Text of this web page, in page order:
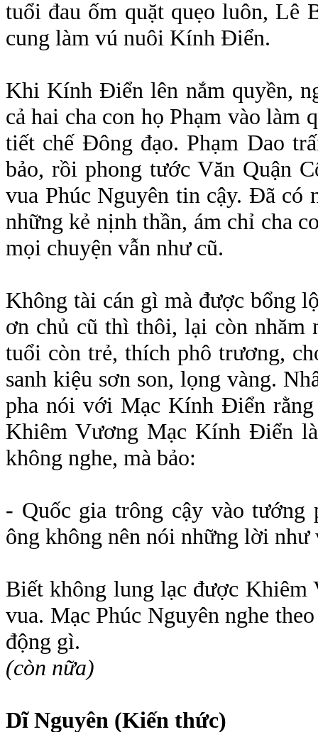
tuổi đau ốm quặt quẹo luôn, Lê
cung làm vú nuôi Kính Điển.
Khi Kính Điển lên nắm quyền,
cả hai cha con họ Phạm vào làm
tiết chế Đông đạo. Phạm Dao
bảo, rồi phong tước Văn Quận
vua Phúc Nguyên tin cậy. Đã có
những kẻ nịnh thần, ám chỉ cha
mọi chuyện vẫn như cũ.
Không tài cán gì mà được bổng
ơn chủ cũ thì thôi, lại còn nhăm
tuổi còn trẻ, thích phô trương,
sanh kiệu sơn son, lọng vàng.
pha nói với Mạc Kính Điển
Khiêm Vương Mạc Kính Điển
không nghe, mà bảo:
- Quốc gia trông cậy vào
ông không nên nói những lời như
Biết không lung lạc được Khiêm
vua. Mạc Phúc Nguyên nghe
động gì.
(còn nữa)
Dĩ Nguyên (Kiến thức)